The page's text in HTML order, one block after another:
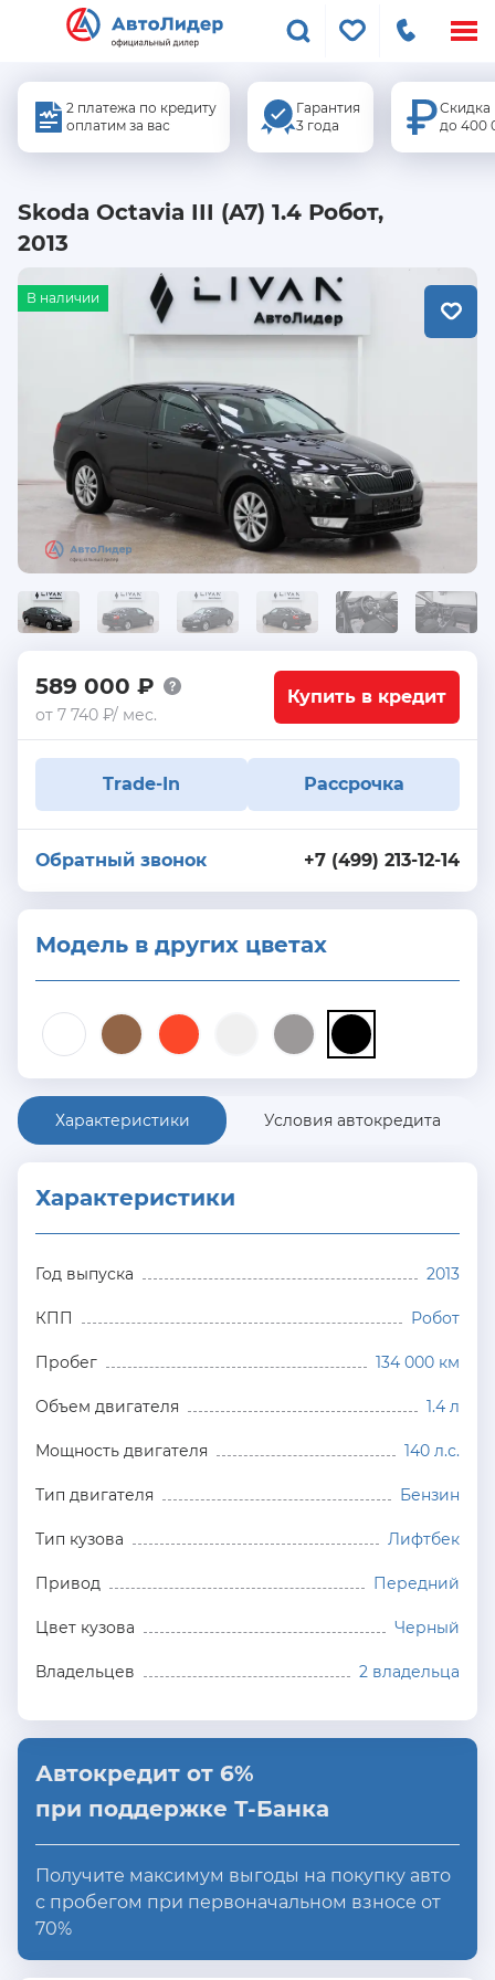
2 платежа по кредиту
оплатим за вас
Гарантия
3 года
Скидка
до 400
Skoda Octavia III (A7) 1.4 Робот,
2013
В наличии
589 000 ₽
от 7 740 ₽/ мес.
Купить в кредит
Trade-In Рассрочка
+7 (499) 213-12-14
Обратный звонок
Модель в других цветах
Характеристики Условия автокредита
Характеристики
Год выпуска 2013
КПП Робот
Пробег 134 000 км
Объем двигателя 1.4 л
Мощность двигателя 140 л.с.
Тип двигателя Бензин
Тип кузова Лифтбек
Привод Передний
Цвет кузова Черный
Владельцев 2 владельца
Автокредит от 6%
при поддержке Т-Банка
Получите максимум выгоды на покупку авто
с пробегом при первоначальном взносе от
70%